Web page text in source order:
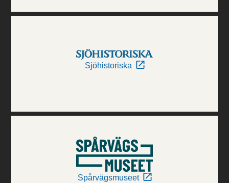
Sjöhistoriska
Spårvägsmuseet